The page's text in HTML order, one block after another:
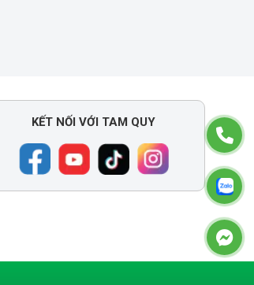
KẾT NỐI VỚI TAM QUY